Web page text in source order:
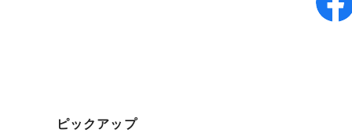
ピックアップ